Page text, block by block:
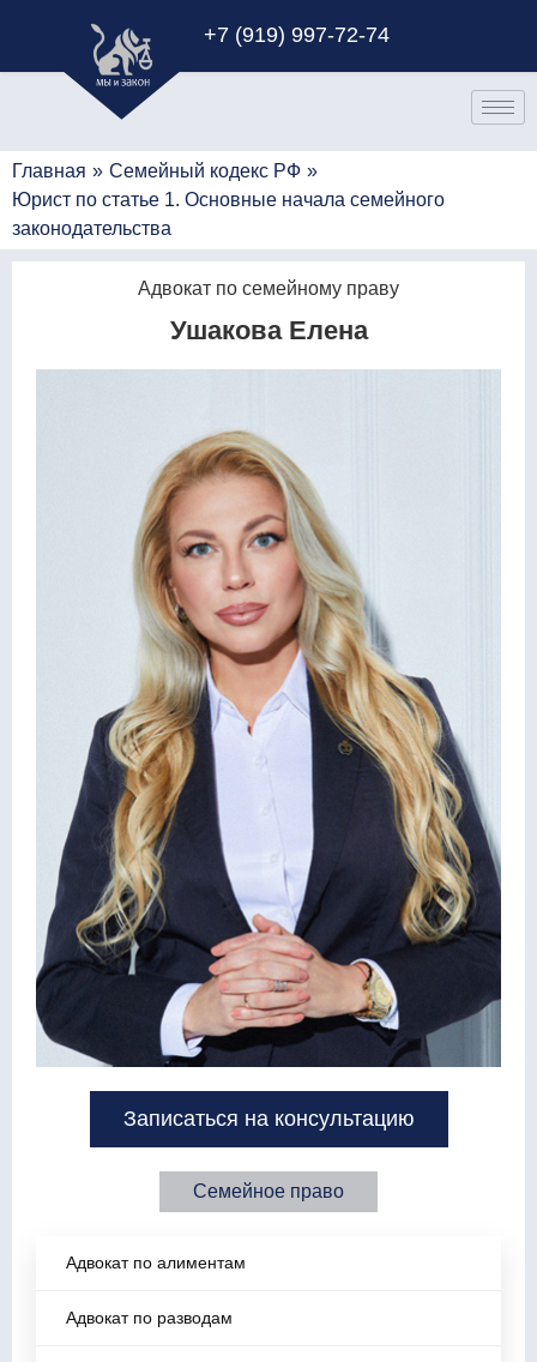
+7 (919) 997-72-74
Главная » Семейный кодекс РФ »
Юрист по статье 1. Основные начала семейного
законодательства
Адвокат по семейному праву
Ушакова Елена
Записаться на консультацию
Семейное право
Адвокат по алиментам
Адвокат по разводам